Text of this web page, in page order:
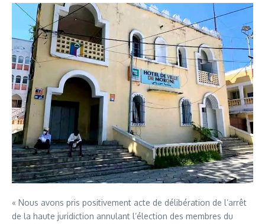
« Nous avons pris positivement acte de délibération de l’arrêt
de la haute juridiction annulant l’élection des membres du